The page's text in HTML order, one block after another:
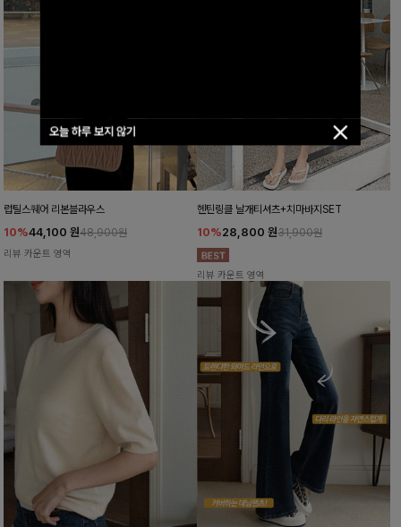
오늘 하루 보지 않기
럽틸스퀘어 리본블라우스
10%44,100 원48,900원
리뷰 카운트 영역
헨틴링클 날개티셔츠+치마바지SET
10%28,800 원31,900원
리뷰 카운트 영역